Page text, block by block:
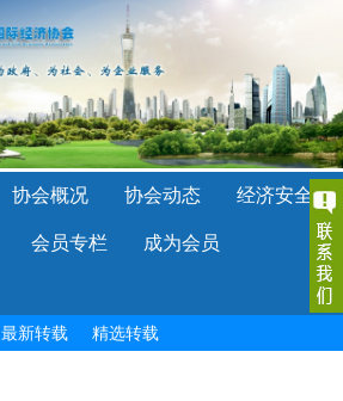
协会概况 协会动态 经济安全
会员专栏 成为会员
最新转载 精选转载